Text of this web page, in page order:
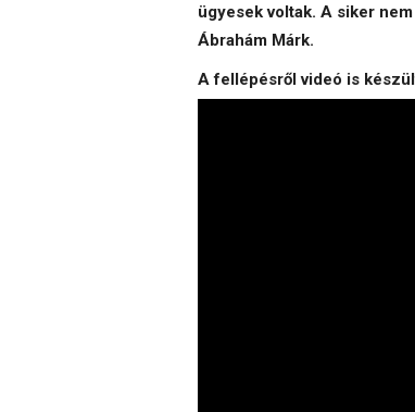
ügyesek voltak. A siker
Ábrahám Márk.
A fellépésről videó is